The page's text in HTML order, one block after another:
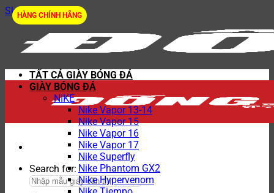
Skip to content
Search for:
TẤT CẢ GIÀY BÓNG ĐÁ
GIÀY BÓNG ĐÁ
NIKE
Nike Vapor 13-14
Nike Vapor 15
Nike Vapor 16
Nike Vapor 17
Nike Superfly
Nike Phantom GX2
Nike Hypervenom
HÀNG CHÍNH HÃNG